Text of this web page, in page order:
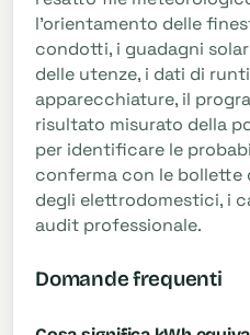
l'orientamento delle
condotti, i guadagni
delle utenze, i dati di
apparecchiature, il
risultato misurato della
per identificare le
conferma con le bollette
degli elettrodomestici, i
audit professionale.
Domande frequenti